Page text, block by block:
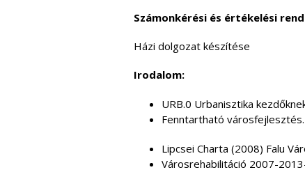
Számonkérési és értékelési
Házi dolgozat készítése
Irodalom:
URB.0 Urbanisztika
Fenntartható
Lipcsei Charta (2008) Falu
Városrehabilitáció 2007-